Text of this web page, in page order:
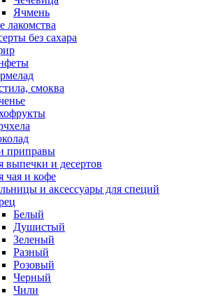
Ячмень
лакомства
без сахара
смоква
приправы
выпечки и десертов
чая и кофе
и аксессуары для специй
Белый
Душистый
Зеленый
Разный
Розовый
Черный
Чили